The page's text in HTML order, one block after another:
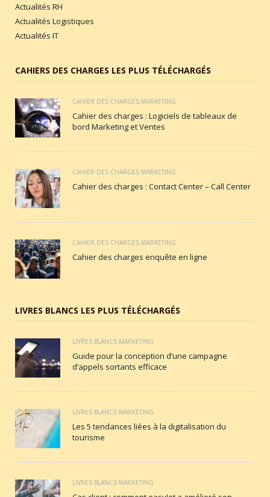
Actualités RH
Actualités Logistiques
Actualités IT
CAHIERS DES CHARGES LES PLUS TÉLÉCHARGÉS
CAHIER DES CHARGES MARKETING
Cahier des charges : Logiciels de tableaux de
bord Marketing et Ventes
CAHIER DES CHARGES MARKETING
Cahier des charges : Contact Center – Call Center
CAHIER DES CHARGES MARKETING
Cahier des charges enquête en ligne
LIVRES BLANCS LES PLUS TÉLÉCHARGÉS
LIVRES BLANCS MARKETING
Guide pour la conception d’une campagne
d’appels sortants efficace
LIVRES BLANCS MARKETING
Les 5 tendances liées à la digitalisation du
tourisme
LIVRES BLANCS MARKETING